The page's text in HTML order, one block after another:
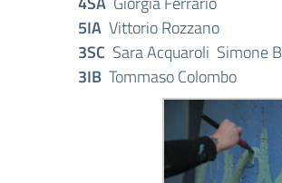
5IA Vittorio Rozzano
3SC Sara Acquaroli Simone
3IB Tommaso Colombo